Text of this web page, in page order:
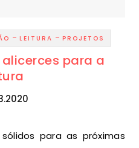
- LEITURA - PROJETOS
para a